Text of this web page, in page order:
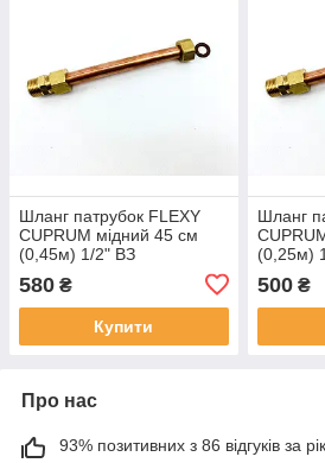
Шланг патрубок FLEXY
CUPRUM мідний 45 см
(0,45м) 1/2" ВЗ
580 ₴
Купити
Шланг
(0,25м)
500₴
Про нас
93% позитивних з 86 відгуків за рік